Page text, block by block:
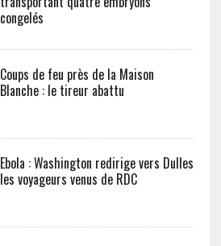
congelés
Coups de feu près de la Maison
Blanche : le tireur abattu
Ebola : Washington redirige vers Dulles
les voyageurs venus de RDC